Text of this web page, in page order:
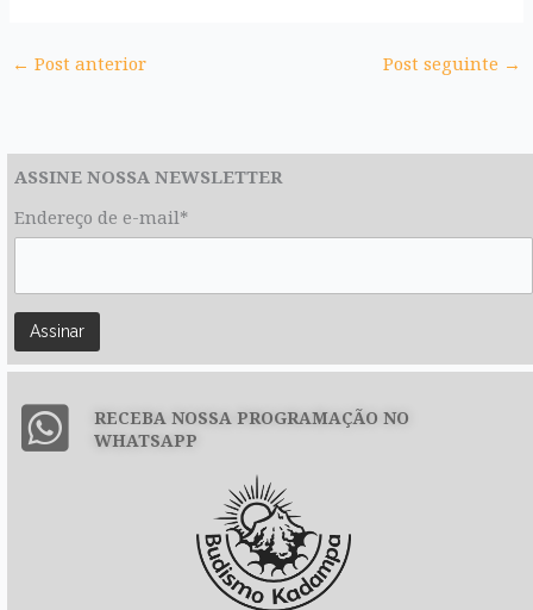
← Post anterior Post seguinte →
ASSINE NOSSA NEWSLETTER
Endereço de e-mail*
RECEBA NOSSA PROGRAMAÇÃO NO
WHATSAPP